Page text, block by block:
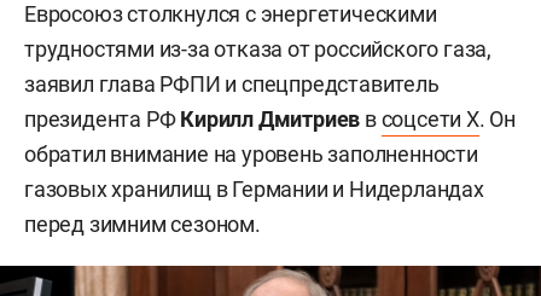
Евросоюз столкнулся с энергетическими
трудностями из-за отказа от российского газа,
заявил глава РФПИ и спецпредставитель
президента РФКирилл Дмитриев всоцсети X. Он
обратил внимание на уровень заполненности
газовых хранилищ в Германии и Нидерландах
перед зимним сезоном.